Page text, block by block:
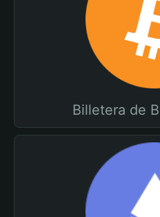
Billetera de